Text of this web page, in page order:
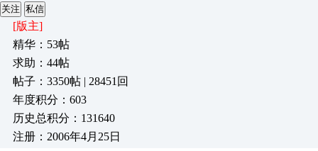
关注 私信
[版主]
精华：53帖
求助：44帖
帖子：3350帖 | 28451回
年度积分：603
历史总积分：131640
注册：2006年4月25日